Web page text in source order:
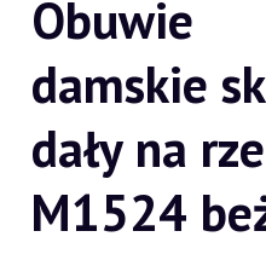
Obuwie
damskie
dały na
M1524